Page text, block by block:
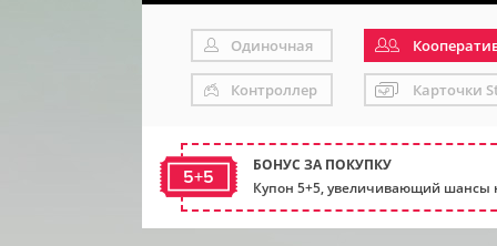
Одиночная
Контроллер Карточки
5+5
БОНУС ЗА ПОКУПКУ
Купон 5+5, увеличивающий шансы